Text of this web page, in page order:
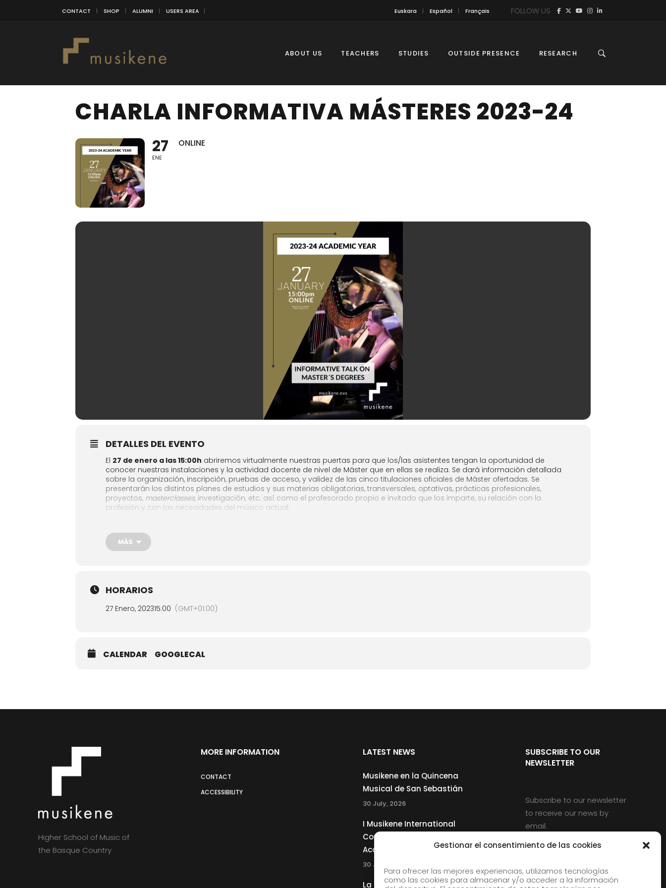
Gestionar el consentimiento de las cookies
Para ofrecer las mejores experiencias, utilizamos tecnologías
como las cookies para almacenar y/o acceder a la información
CONTACT SHOP ALUMNI USERS AREA Euskara Español Français FOLLOW US
ABOUT US TEACHERS STUDIES OUTSIDE PRESENCE RESEARCH
CHARLA INFORMATIVA MÁSTERES 2023-24
27
ENE
ONLINE
DETALLES DEL EVENTO
El 27 de enero a las 15:00h abriremos virtualmente nuestras puertas para que los/las asistentes tengan la oportunidad de
conocer nuestras instalaciones y la actividad docente de nivel de Máster que en ellas se realiza. Se dará información detallada
sobre la organización, inscripción, pruebas de acceso, y validez de las cinco titulaciones oficiales de Máster ofertadas. Se
presentarán los distintos planes de estudios y sus materias obligatorias, transversales, optativas, prácticas profesionales,
proyectos, masterclasses, investigación, etc; así como el profesorado propio e invitado que los imparte, su relación con la
profesión y con las necesidades del músico actual.
deseen plantear y se responderá a las dudas que se puedan suscitar.
La Charla será online por videoconferencia y será gratuita. Para asistir es necesario realizar una
MÁS
HORARIOS
27 Enero, 202315:00 (GMT+01:00)
CALENDAR GOOGLECAL
Higher School of Music of
the Basque Country
MORE INFORMATION
CONTACT
ACCESSIBILITY
LATEST NEWS
Musikene en la Quincena
Musical de San Sebastián
30 July, 2026
I Musikene International
Competition for Young
Accordionists
30 July, 2026
La Musikene Big Band
SUBSCRIBE TO OUR
NEWSLETTER
Subscribe to our newsletter
to receive our news by
email.